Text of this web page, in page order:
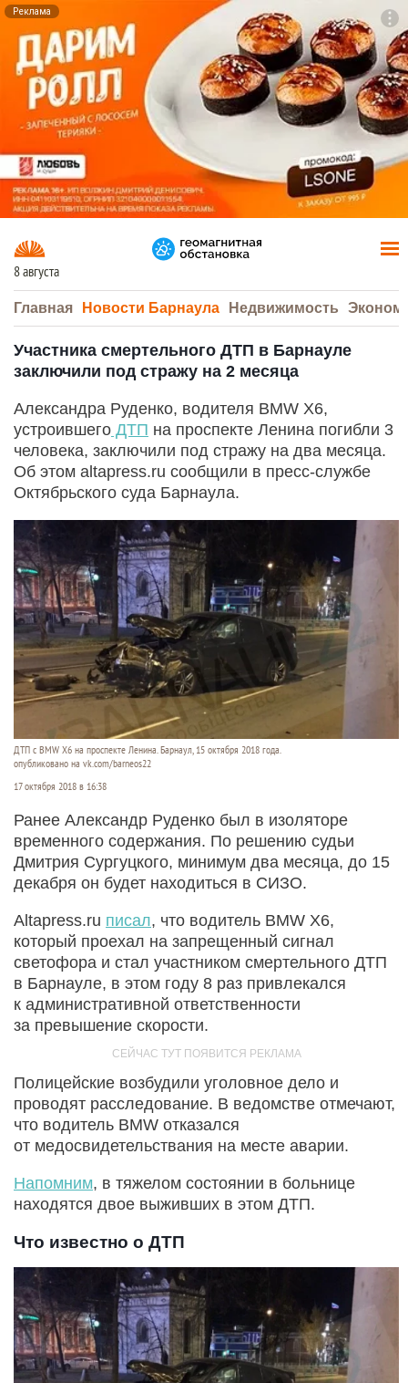
Реклама
8 августа
Главная Новости Барнаула Недвижимость
Участника смертельного ДТП в Барнауле
заключили под стражу на 2 месяца
Александра Руденко, водителя BMW X6,
устроившего ДТП на проспекте Ленина погибли 3
человека, заключили под стражу на два месяца.
Об этом altapress.ru сообщили в пресс-службе
Октябрьского суда Барнаула.
ДТП с BMW X6 на проспекте Ленина. Барнаул, 15 октября 2018 года.
опубликовано на vk.com/barneos22
17 октября 2018 в 16:38
Ранее Александр Руденко был в изоляторе
временного содержания. По решению судьи
Дмитрия Сургуцкого, минимум два месяца, до 15
декабря он будет находиться в СИЗО.
Altapress.ru писал, что водитель BMW X6,
который проехал на запрещенный сигнал
светофора и стал участником смертельного ДТП
в Барнауле, в этом году 8 раз привлекался
к административной ответственности
за превышение скорости.
Полицейские возбудили уголовное дело и
проводят расследование. В ведомстве отмечают,
что водитель BMW отказался
от медосвидетельствания на месте аварии.
Напомним, в тяжелом состоянии в больнице
находятся двое выживших в этом ДТП.
Что известно о ДТП